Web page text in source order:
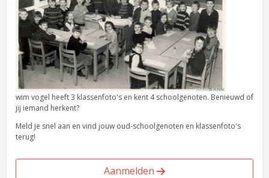
wim vogel heeft 3 klassenfoto's en kent 4 schoolgenoten. Benieuwd of
jij iemand herkent?
Meld je snel aan en vind jouw oud-schoolgenoten en klassenfoto's
terug!
Aanmelden